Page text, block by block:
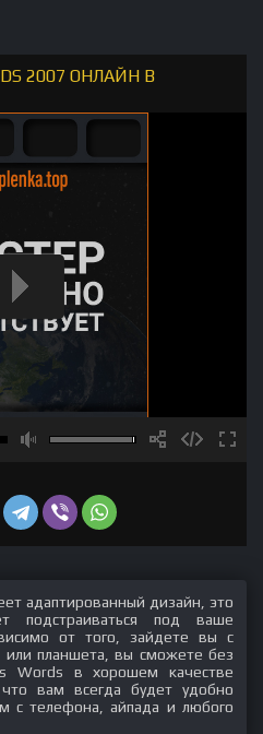
2007 ОНЛАЙН В
адаптированный дизайн, это
подстраиваться под ваше
от того, зайдете вы с
или планшета, вы сможете без
Words в хорошем качестве
вам всегда будет удобно
с телефона, айпада и любого